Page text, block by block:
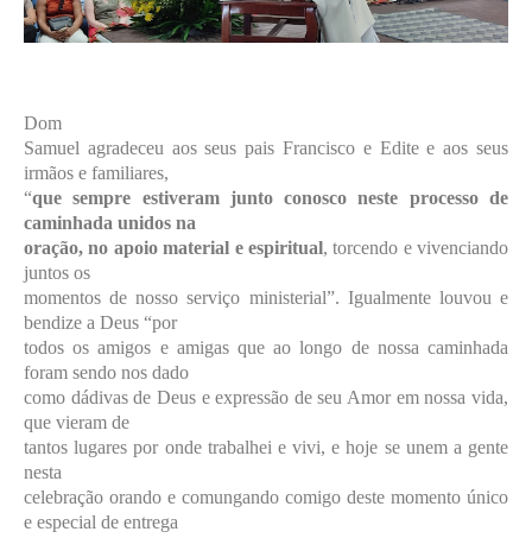
Dom
Samuel agradeceu aos seus pais Francisco e Edite e aos seus
irmãos e familiares,
“que sempre estiveram junto conosco neste processo de
caminhada unidos na
oração, no apoio material e espiritual, torcendo e vivenciando
juntos os
momentos de nosso serviço ministerial”. Igualmente louvou e
bendize a Deus “por
todos os amigos e amigas que ao longo de nossa caminhada
foram sendo nos dado
como dádivas de Deus e expressão de seu Amor em nossa vida,
que vieram de
tantos lugares por onde trabalhei e vivi, e hoje se unem a gente
nesta
celebração orando e comungando comigo deste momento único
e especial de entrega